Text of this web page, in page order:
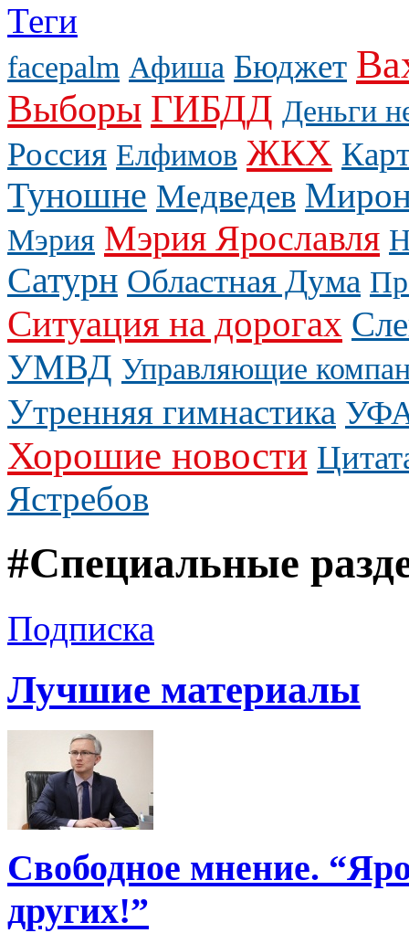
Теги
facepalm Афиша Бюджет
Выборы ГИБДД Деньги
Россия Елфимов ЖКХ
Туношне Медведев
Мэрия Мэрия Ярославля
Сатурн Областная Дума
Ситуация на дорогах
УМВД Управляющие
Утренняя гимнастика
Хорошие новости
Ястребов
#Специальные
Подписка
Лучшие материалы
Свободное мнение.
других!”